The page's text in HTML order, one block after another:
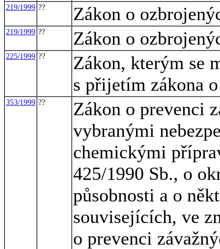
219/1999 ?? Zákon o
219/1999 ?? Zákon o
225/1999 ??
Zákon, kterým se
s přijetím zákona
353/1999 ??
Zákon o prevenci
vybranými
chemickými
425/1990 Sb., o
působnosti a o
souvisejících, ve
o prevenci